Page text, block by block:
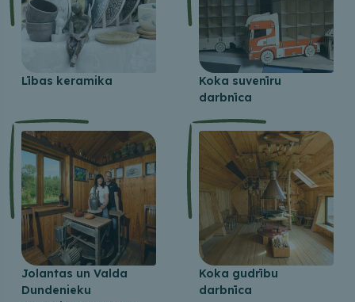
Lības keramika
Koka suvenīru
darbnīca
Jolantas un Valda
Dundenieku
Koka gudrību
darbnīca